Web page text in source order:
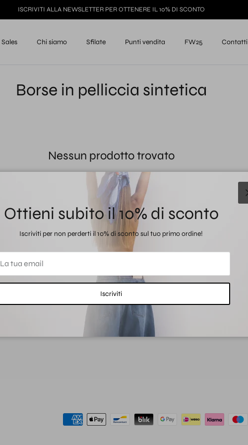
ISCRIVITI ALLA NEWSLETTER PER OTTENERE IL 10% DI SCONTO
Chi siamo Sfilate Punti vendita FW25 Contatti
Borse in pelliccia sintetica
Nessun prodotto trovato
59100 Prato
LINK VELOCI
Privacy Policy
Termini e Condizioni
Ottieni subito il 10% di sconto
Iscriviti per non perderti il 10% di sconto sul tuo primo ordine!
Iscriviti